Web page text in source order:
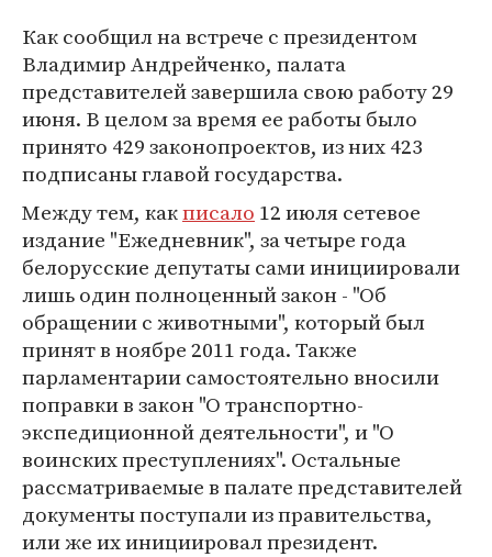
Как сообщил на встрече с президентом
Владимир Андрейченко, палата
представителей завершила свою работу 29
июня. В целом за время ее работы было
принято 429 законопроектов, из них 423
подписаны главой государства.
Между тем, какписало 12 июля сетевое
издание "Ежедневник", за четыре года
белорусские депутаты сами инициировали
лишь один полноценный закон - "Об
обращении с животными", который был
принят в ноябре 2011 года. Также
парламентарии самостоятельно вносили
поправки в закон "О транспортно-
экспедиционной деятельности", и "О
воинских преступлениях". Остальные
рассматриваемые в палате представителей
документы поступали из правительства,
или же их инициировал президент.